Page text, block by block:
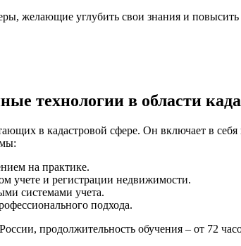
желающие углубить свои знания и повысить
технологии в области
в кадастровой сфере. Он включает в
на практике.
учете и регистрации недвижимости.
системами учета.
подхода.
продолжительность обучения – от 72